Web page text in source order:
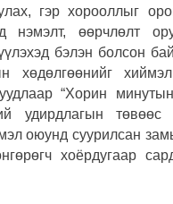
гэр хорооллыг
нэмэлт, өөрчлөлт
бэлэн болсон
хөдөлгөөнийг
“Хорин
удирдлагын
оюунд суурилсан
хоёрдугаар